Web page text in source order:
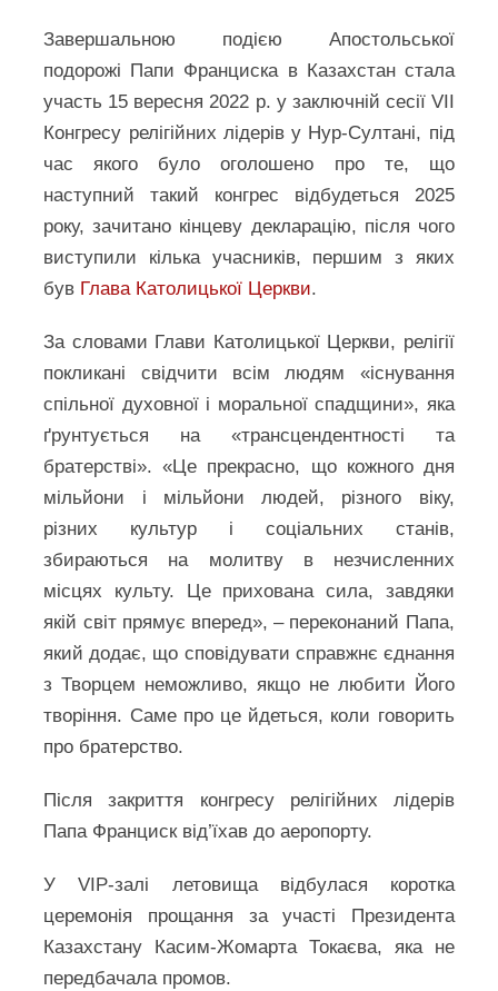
Завершальною подією Апостольської
подорожі Папи Франциска в Казахстан стала
участь 15 вересня 2022 р. у заключній сесії VII
Конгресу релігійних лідерів у Нур-Султані, під
час якого було оголошено про те, що
наступний такий конгрес відбудеться 2025
року, зачитано кінцеву декларацію, після чого
виступили кілька учасників, першим з яких
був Глава Католицької Церкви.
За словами Глави Католицької Церкви, релігії
покликані свідчити всім людям «існування
спільної духовної і моральної спадщини», яка
ґрунтується на «трансцендентності та
братерстві». «Це прекрасно, що кожного дня
мільйони і мільйони людей, різного віку,
різних культур і соціальних станів,
збираються на молитву в незчисленних
місцях культу. Це прихована сила, завдяки
якій світ прямує вперед», – переконаний Папа,
який додає, що сповідувати справжнє єднання
з Творцем неможливо, якщо не любити Його
творіння. Саме про це йдеться, коли говорить
про братерство.
Після закриття конгресу релігійних лідерів
Папа Франциск від’їхав до аеропорту.
У VIP-залі летовища відбулася коротка
церемонія прощання за участі Президента
Казахстану Касим-Жомарта Токаєва, яка не
передбачала промов.